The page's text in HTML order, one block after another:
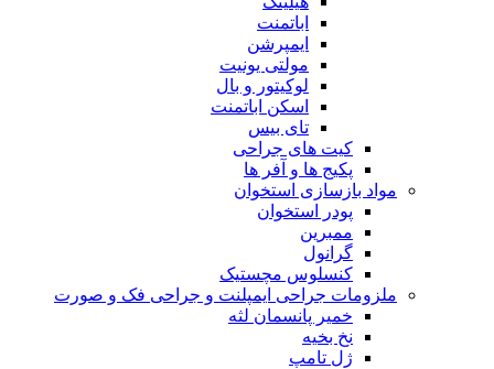
اباتمنت
ایمپرشن
مولتی یونیت
لوکیتور و بال
اسکن اباتمنت
تای بیس
کیت های جراحی
پکیج ها و آفر ها
مواد بازسازی استخوان
پودر استخوان
ممبرین
گرانول
کنسلوس مچستیک
ملزومات جراحی ایمپلنت و جراحی فک و صورت
خمیر پانسمان لثه
نخ بخیه
ژل تامپ